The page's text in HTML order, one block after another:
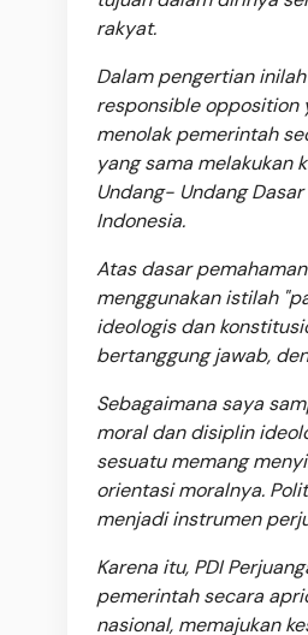
rakyat.
Dalam pengertian
responsible opposition
menolak pemerintah
yang sama melakukan
Undang- Undang
Indonesia.
Atas dasar
menggunakan istilah
ideologis dan
bertanggung jawab,
Sebagaimana saya
moral dan disiplin
sesuatu memang
orientasi moralnya.
menjadi instrumen
Karena itu, PDI
pemerintah secara
nasional, memajukan